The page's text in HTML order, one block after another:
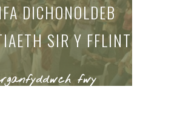
DICHONOLDEB
SIR Y FFLINT
fwy